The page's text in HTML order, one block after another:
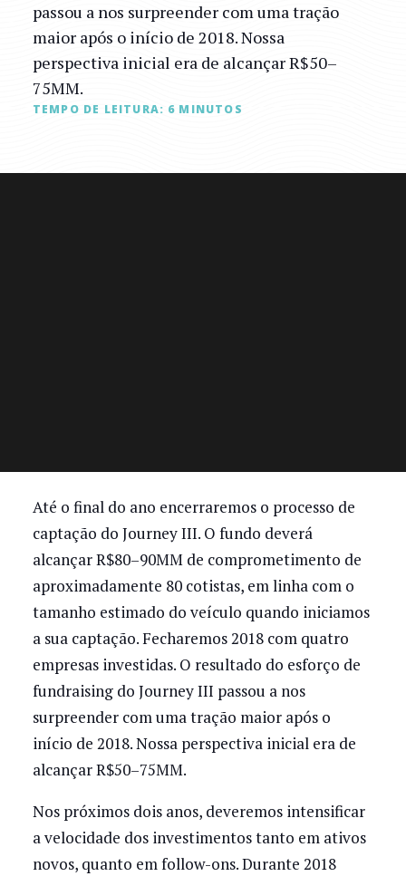
passou a nos surpreender com uma tração
maior após o início de 2018. Nossa
perspectiva inicial era de alcançar R$50–
75MM.
TEMPO DE LEITURA: 6 MINUTOS
Até o final do ano encerraremos o processo de
captação do Journey III. O fundo deverá
alcançar R$80–90MM de comprometimento de
aproximadamente 80 cotistas, em linha com o
tamanho estimado do veículo quando iniciamos
a sua captação. Fecharemos 2018 com quatro
empresas investidas. O resultado do esforço de
fundraising do Journey III passou a nos
surpreender com uma tração maior após o
início de 2018. Nossa perspectiva inicial era de
alcançar R$50–75MM.
Nos próximos dois anos, deveremos intensificar
a velocidade dos investimentos tanto em ativos
novos, quanto em follow-ons. Durante 2018